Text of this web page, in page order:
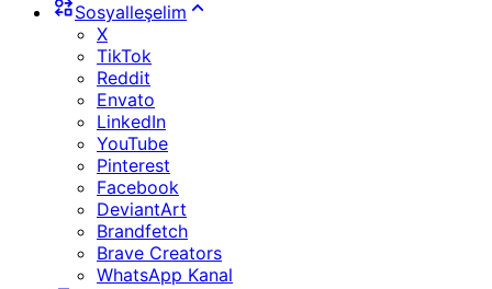
Sosyalleşelim
X
TikTok
Reddit
Envato
LinkedIn
YouTube
Pinterest
Facebook
DeviantArt
Brandfetch
Brave Creators
WhatsApp Kanal